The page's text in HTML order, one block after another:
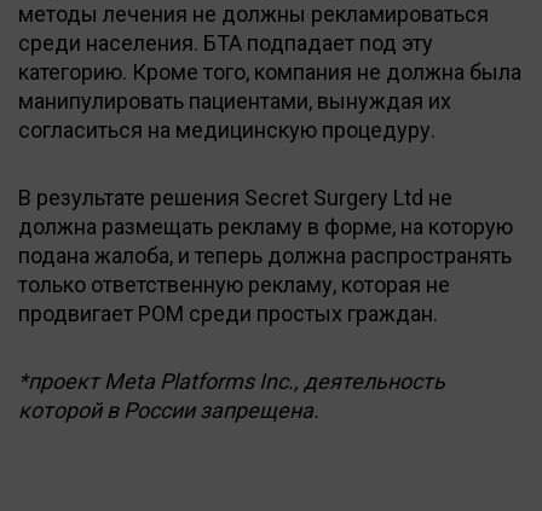
методы лечения не должны рекламироваться
среди населения. БТА подпадает под эту
категорию. Кроме того, компания не должна была
манипулировать пациентами, вынуждая их
согласиться на медицинскую процедуру.
В результате решения Secret Surgery Ltd не
должна размещать рекламу в форме, на которую
подана жалоба, и теперь должна распространять
только ответственную рекламу, которая не
продвигает POM среди простых граждан.
*проект Meta Platforms Inc., деятельность
которой в России запрещена.